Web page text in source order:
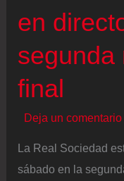
en
segunda
final
Deja un comentario
La Real Sociedad
sábado en la